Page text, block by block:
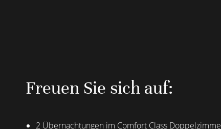
Freuen Sie sich auf:
2 Übernachtungen im Comfort Class